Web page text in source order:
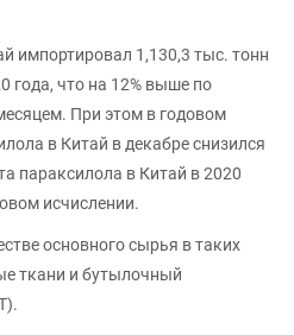
импортировал 1,130,3 тыс. тонн
года, что на 12% выше по
При этом в годовом
в Китай в декабре снизился
параксилола в Китай в 2020
исчислении.
основного сырья в таких
ткани и бутылочный